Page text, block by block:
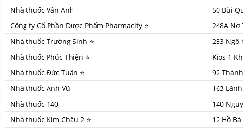
Nhà thuốc Vân Anh
50 Bùi
Công ty Cổ Phần Dược Phẩm Pharmacity ⭐
248A Nơ
Nhà thuốc Trường Sinh ⭐
233 Ngô
Nhà thuốc Phúc Thiện ⭐
Kios 1
Nhà thuốc Đức Tuấn ⭐
92
Nhà thuốc Anh Vũ
163
Nhà thuốc 140
140
Nhà thuốc Kim Châu 2 ⭐
12 Hồ